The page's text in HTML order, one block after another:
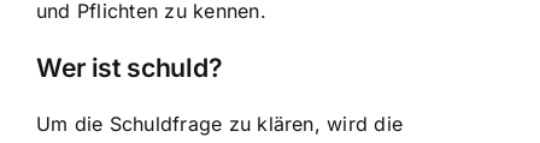
und Pflichten zu kennen.
Wer ist schuld?
Um die Schuldfrage zu klären, wird die